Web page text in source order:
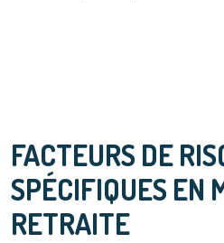
FACTEURS DE
SPÉCIFIQUES EN
RETRAITE